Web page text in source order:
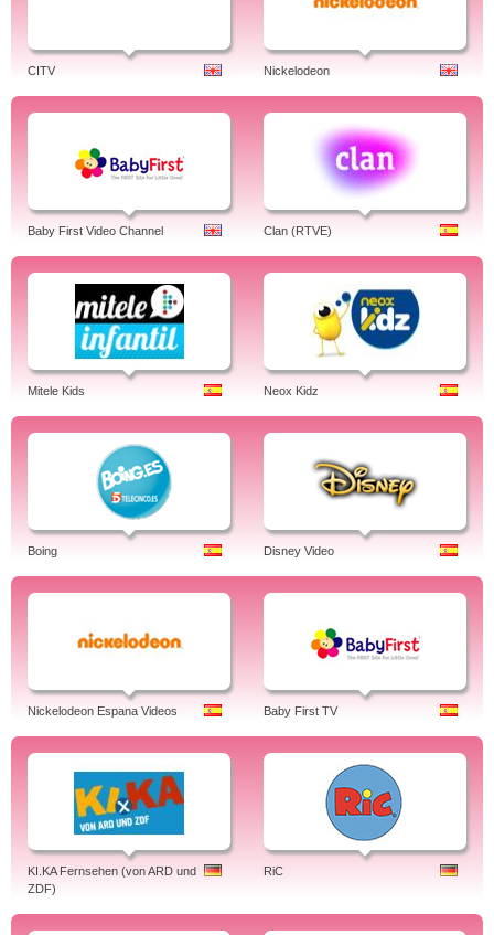
CITV Nickelodeon
Baby First Video Channel Clan (RTVE)
Mitele Kids Neox Kidz
Boing Disney Video
Nickelodeon Espana Videos Baby First TV
KI.KA Fernsehen (von ARD und
ZDF)
RiC